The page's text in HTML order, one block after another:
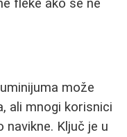
fleke ako se ne
može
ali mnogi korisnici
navikne. Ključ je u